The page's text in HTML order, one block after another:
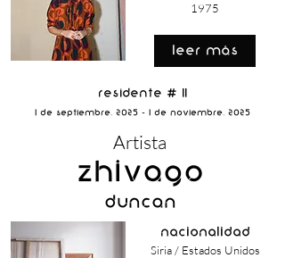
1975
Leer Más
Residente # 11
1 de Septiembre, 2025 - 1 de Noviembre, 2025
Artista
Zhivago
Duncan
nacionalidad
Siria / Estados Unidos